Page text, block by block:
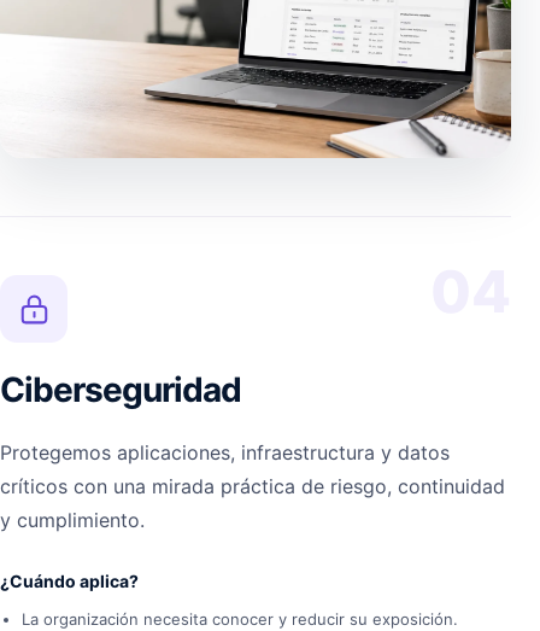
Ciberseguridad
Protegemos aplicaciones, infraestructura y datos
críticos con una mirada práctica de riesgo, continuidad
y cumplimiento.
¿Cuándo aplica?
La organización necesita conocer y reducir su exposición.